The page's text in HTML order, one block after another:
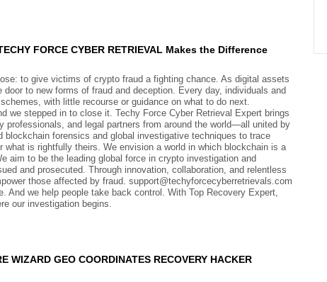
FORCE CYBER RETRIEVAL Makes the Difference
to give victims of crypto fraud a fighting chance. As digital assets
to new forms of fraud and deception. Every day, individuals and
with little recourse or guidance on what to do next.
we stepped in to close it. Techy Force Cyber Retrieval Expert brings
and legal partners from around the world—all united by
forensics and global investigative techniques to trace
is rightfully theirs. We envision a world in which blockchain is a
aim to be the leading global force in crypto investigation and
and prosecuted. Through innovation, collaboration, and relentless
those affected by fraud. support@techyforcecyberretrievals.com
we help people take back control. With Top Recovery Expert,
our investigation begins.
WIZARD GEO COORDINATES RECOVERY HACKER